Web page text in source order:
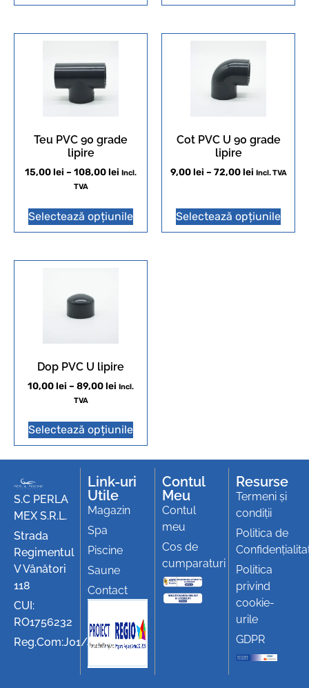
Teu PVC 90 grade
lipire
15,00lei – 108,00lei Incl.
TVA
Selectează opțiunile
Cot PVC U 90 grade
lipire
9,00lei – 72,00lei Incl. TVA
Selectează opțiunile
Dop PVC U lipire
10,00lei – 89,00lei Incl.
TVA
Selectează opțiunile
S.C PERLA
MEX S.R.L.
Strada
Regimentul
V Vânători
118
CUI:
RO1756232
Reg.Com:J01/494/1991
Link-uri
Utile
Magazin
Spa
Piscine
Saune
Contact
Contul
Meu
Contul
meu
Cos de
cumparaturi
Resurse
Termeni și
condiții
Politica de
Politica
privind
cookie-
urile
GDPR